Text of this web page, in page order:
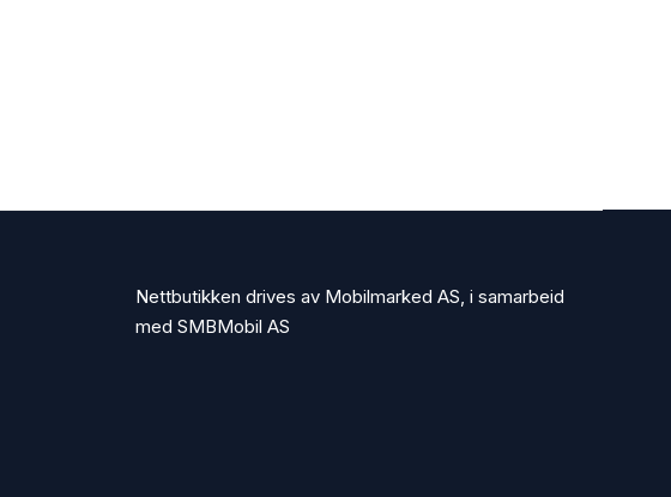
Nettbutikken drives av Mobilmarked AS, i samarbeid
med SMBMobil AS